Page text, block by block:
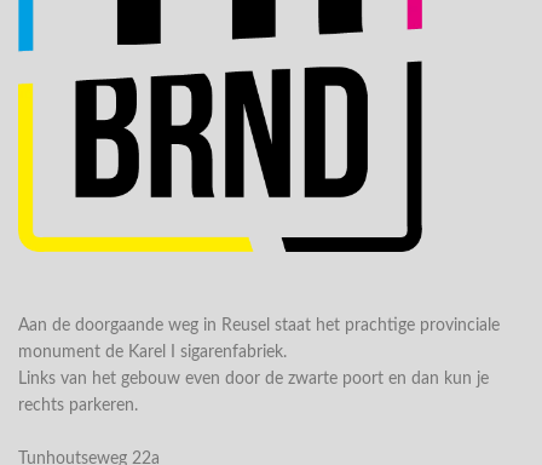
Aan de doorgaande weg in Reusel staat het prachtige provinciale
monument de Karel I sigarenfabriek.
Links van het gebouw even door de zwarte poort en dan kun je
rechts parkeren.
Tunhoutseweg 22a